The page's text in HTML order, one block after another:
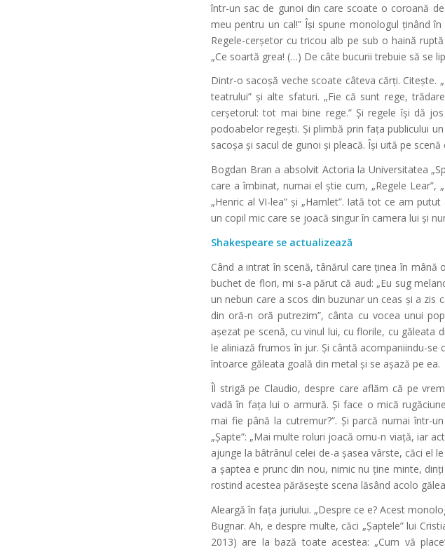
într-un sac de gunoi din care scoate o coroană
meu pentru un cal!” Își spune monologul ținând
Regele-cerșetor cu tricou alb pe sub o haină
„Ce soartă grea! (…) De câte bucurii trebuie să se
Dintr-o sacoșă veche scoate câteva cărți. Citește.
teatrului” și alte sfaturi. „Fie că sunt rege,
cerșetorul: tot mai bine rege.” Și regele își dă
podoabelor regești. Și plimbă prin fața publicului
sacoșa și sacul de gunoi și pleacă. Își uită pe scenă
Bogdan Bran a absolvit Actoria la Universitatea
care a îmbinat, numai el știe cum, „Regele Lear”,
„Henric al VI-lea” și „Hamlet”. Iată tot ce am
un copil mic care se joacă singur în camera lui și
Shakespeare se actualizează
Când a intrat în scenă, tânărul care ținea în
buchet de flori, mi s-a părut că aud: „Eu sug
un nebun care a scos din buzunar un ceas și a zis
din oră-n oră putrezim”, cânta cu vocea unui
așezat pe scenă, cu vinul lui, cu florile, cu găleata
le aliniază frumos în jur. Și cântă acompaniindu-
întoarce găleata goală din metal și se așază pe ea.
Îl strigă pe Claudio, despre care aflăm că pe
vadă în fața lui o armură. Și face o mică
mai fie până la cutremur?”. Și parcă numai într-
„Șapte”: „Mai multe roluri joacă omu-n viață, iar
ajunge la bâtrânul celei de-a șasea vârste, căci el
a șaptea e prunc din nou, nimic nu ține minte,
rostind acestea părăsește scena lăsând acolo
Aleargă în fața juriului. „Despre ce e? Acest
Bugnar. Ah, e despre multe, căci „Șaptele” lui
2013) are la bază toate acestea: „Cum vă